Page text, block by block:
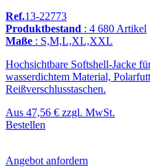
Ref.13-22773
Produktbestand : 4 680 Artikel
Maße : S,M,L,XL,XXL
Hochsichtbare Softshell-Jacke
wasserdichtem Material,
Reißverschlusstaschen.
Aus 47,56 € zzgl. MwSt.
Bestellen
Angebot anfordern